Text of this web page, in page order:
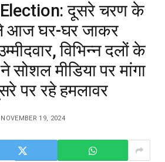
दूसरे चरण के
आज घर-घर जाकर
विभिन्न दलों के
सोशल मीडिया पर मांगा
पर रहे हमलावर
NOVEMBER 19, 2024